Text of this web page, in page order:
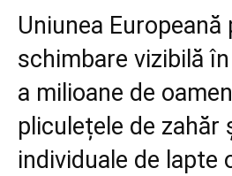
Uniunea
schimbare vizibilă
a milioane de
pliculețele de zahăr
individuale de lapte